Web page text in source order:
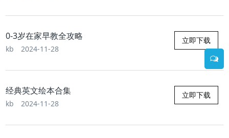
立即下载
0-3岁在家早教全攻略
kb 2024-11-28
立即下载
经典英文绘本合集
kb 2024-11-28